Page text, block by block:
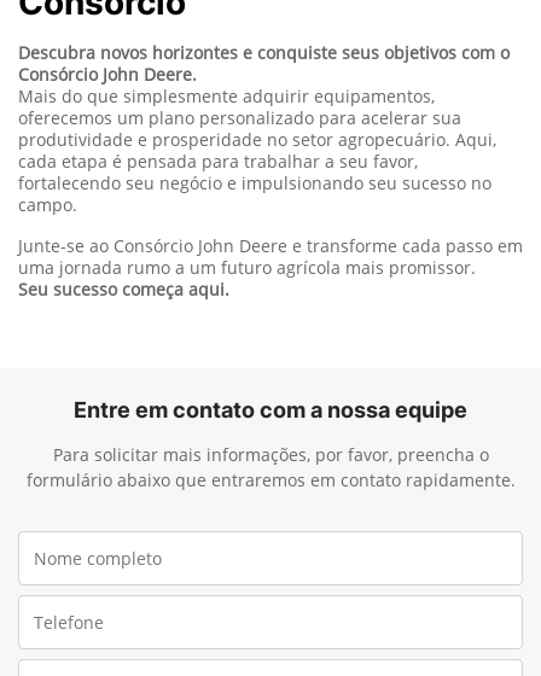
Descubra novos horizontes e conquiste seus objetivos com o
Consórcio John Deere.
Mais do que simplesmente adquirir equipamentos,
oferecemos um plano personalizado para acelerar sua
produtividade e prosperidade no setor agropecuário. Aqui,
cada etapa é pensada para trabalhar a seu favor,
fortalecendo seu negócio e impulsionando seu sucesso no
campo.
Junte-se ao Consórcio John Deere e transforme cada passo em
uma jornada rumo a um futuro agrícola mais promissor.
Seu sucesso começa aqui.
Entre em contato com a nossa equipe
Para solicitar mais informações, por favor, preencha o
formulário abaixo que entraremos em contato rapidamente.